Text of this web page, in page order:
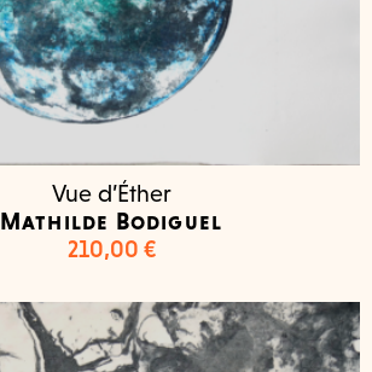
Vue d’Éther
Mathilde Bodiguel
210,00 €